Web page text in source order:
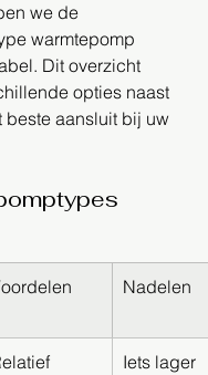
we de
warmtepomp
Dit overzicht
opties naast
beste aansluit bij uw
Nadelen
Iets lager